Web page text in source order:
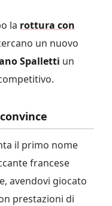
la rottura con
un nuovo
Spalletti un
il primo nome
francese
avendovi giocato
prestazioni di